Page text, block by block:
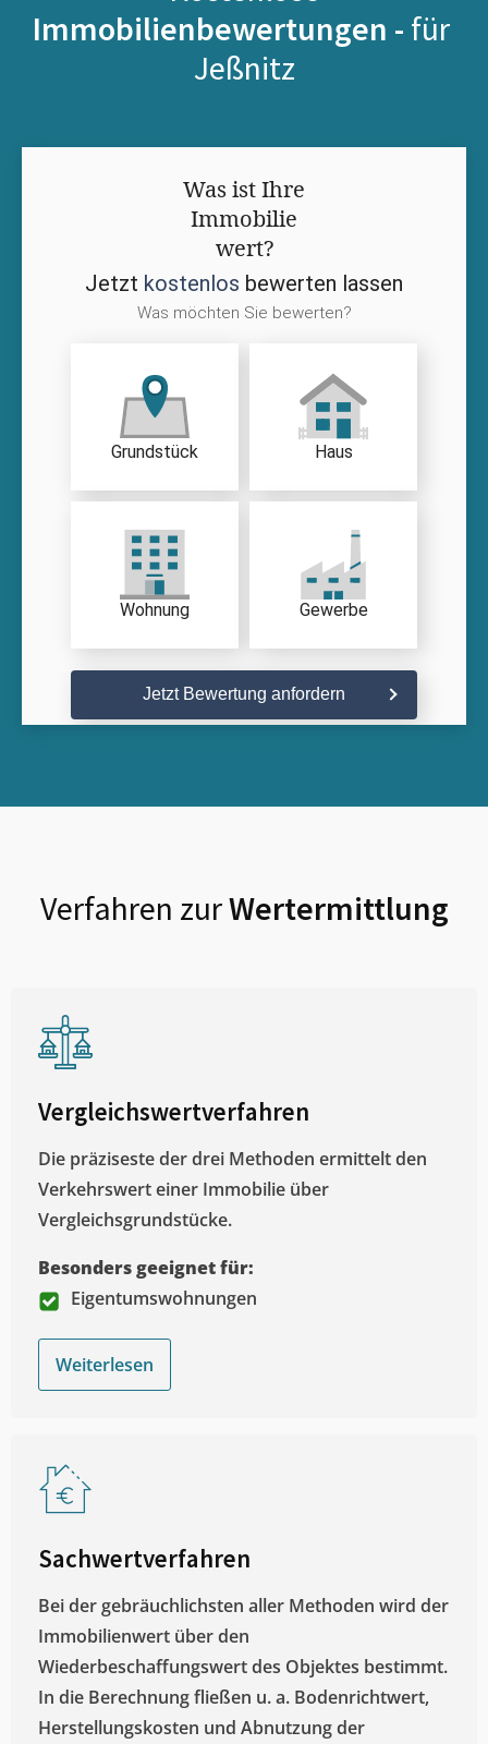
Immobilienbewertungen - für
Jeßnitz
Was ist Ihre
Immobilie
wert?
Jetzt kostenlos bewerten lassen
Was möchten Sie bewerten?
Grundstück Haus
Wohnung Gewerbe
Jetzt Bewertung anfordern
Verfahren zurWertermittlung
Vergleichswertverfahren
Die präziseste der drei Methoden ermittelt den
Verkehrswert einer Immobilie über
Vergleichsgrundstücke.
Besonders geeignet für:
Eigentumswohnungen
Weiterlesen
Sachwertverfahren
Bei der gebräuchlichsten aller Methoden wird der
Immobilienwert über den
Wiederbeschaffungswert des Objektes bestimmt.
In die Berechnung fließen u. a. Bodenrichtwert,
Herstellungskosten und Abnutzung der